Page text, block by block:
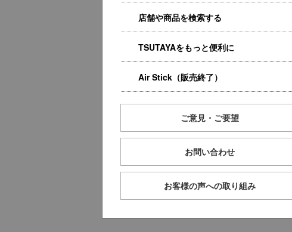
店舗や商品を検索する
TSUTAYAをもっと便利に
Air Stick（販売終了）
ご意見・ご要望
お問い合わせ
お客様の声への取り組み